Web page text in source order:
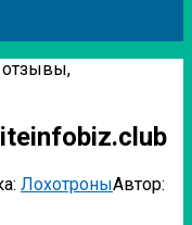
отзывы,
ЛохотроныАвтор: